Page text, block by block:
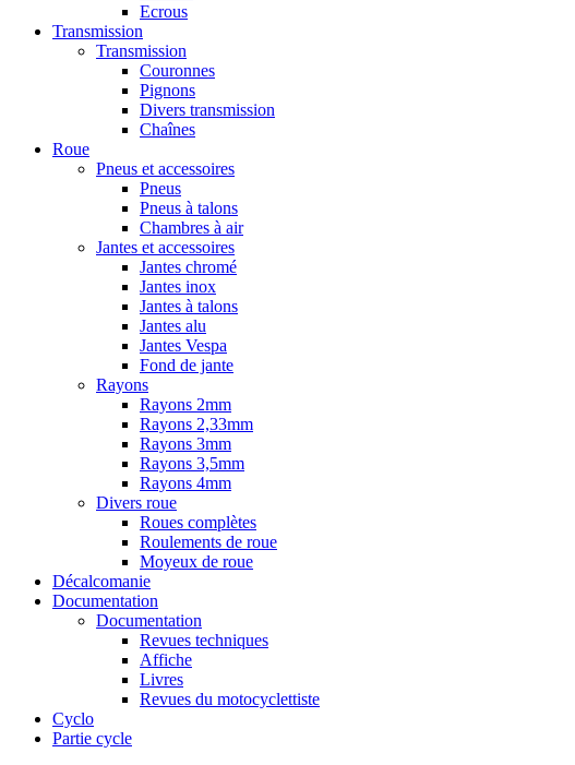
Ecrous
Transmission
Transmission
Couronnes
Pignons
Divers transmission
Chaînes
Roue
Pneus et accessoires
Pneus
Pneus à talons
Chambres à air
Jantes et accessoires
Jantes chromé
Jantes inox
Jantes à talons
Jantes alu
Jantes Vespa
Fond de jante
Rayons
Rayons 2mm
Rayons 2,33mm
Rayons 3mm
Rayons 3,5mm
Rayons 4mm
Divers roue
Roues complètes
Roulements de roue
Moyeux de roue
Décalcomanie
Documentation
Documentation
Revues techniques
Affiche
Livres
Revues du motocyclettiste
Cyclo
Partie cycle